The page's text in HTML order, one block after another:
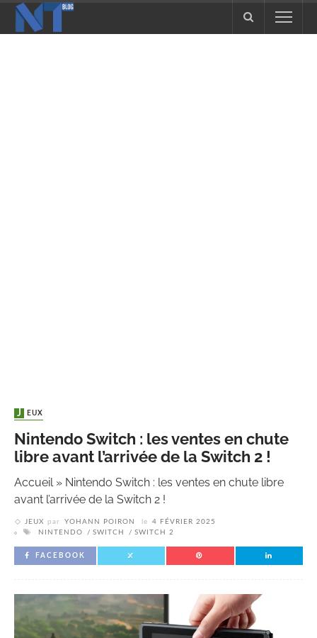
JEUX
Nintendo Switch : les ventes en chute
libre avant l’arrivée de la Switch 2 !
Accueil» Nintendo Switch : les ventes en chute libre
avant l’arrivée de la Switch 2 !
JEUX par YOHANN POIRON le
4 FÉVRIER 2025
NINTENDO
SWITCH SWITCH 2
FACEBOOK